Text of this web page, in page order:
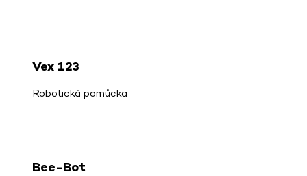
Vex 123
Robotická pomůcka
Bee-Bot